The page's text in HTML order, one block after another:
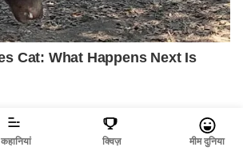
कहानियां क्विज़ मीम दुनिया